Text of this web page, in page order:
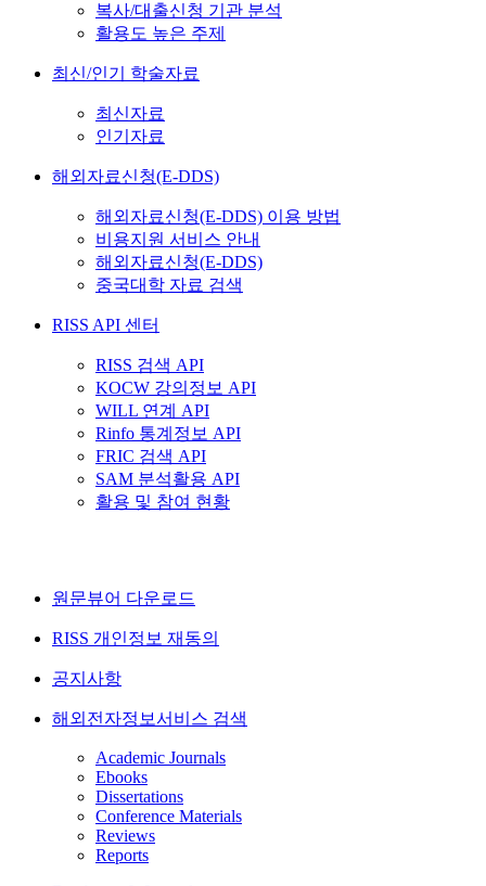
복사/대출신청 기관 분석
활용도 높은 주제
최신/인기 학술자료
최신자료
인기자료
해외자료신청(E-DDS)
해외자료신청(E-DDS) 이용 방법
비용지원 서비스 안내
해외자료신청(E-DDS)
중국대학 자료 검색
RISS API 센터
RISS 검색 API
KOCW 강의정보 API
WILL 연계 API
Rinfo 통계정보 API
FRIC 검색 API
SAM 분석활용 API
활용 및 참여 현황
원문뷰어 다운로드
RISS 개인정보 재동의
공지사항
해외전자정보서비스 검색
Academic Journals
Ebooks
Dissertations
Conference Materials
Reviews
Reports